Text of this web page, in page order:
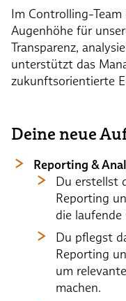
Im Controlling-
Augenhöhe für
Transparenz,
unterstützt das
zukunftsorientierte
Deine neue
Reporting &
Du erstellst
Reporting
die
Du pflegst
Reporting
um
machen.